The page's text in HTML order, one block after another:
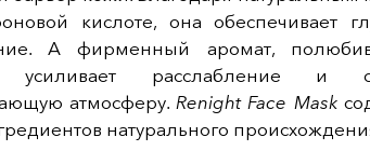
кислоте, она обеспечивает
А фирменный аромат,
усиливает расслабление и
атмосферу.Renight Face Mask
натурального